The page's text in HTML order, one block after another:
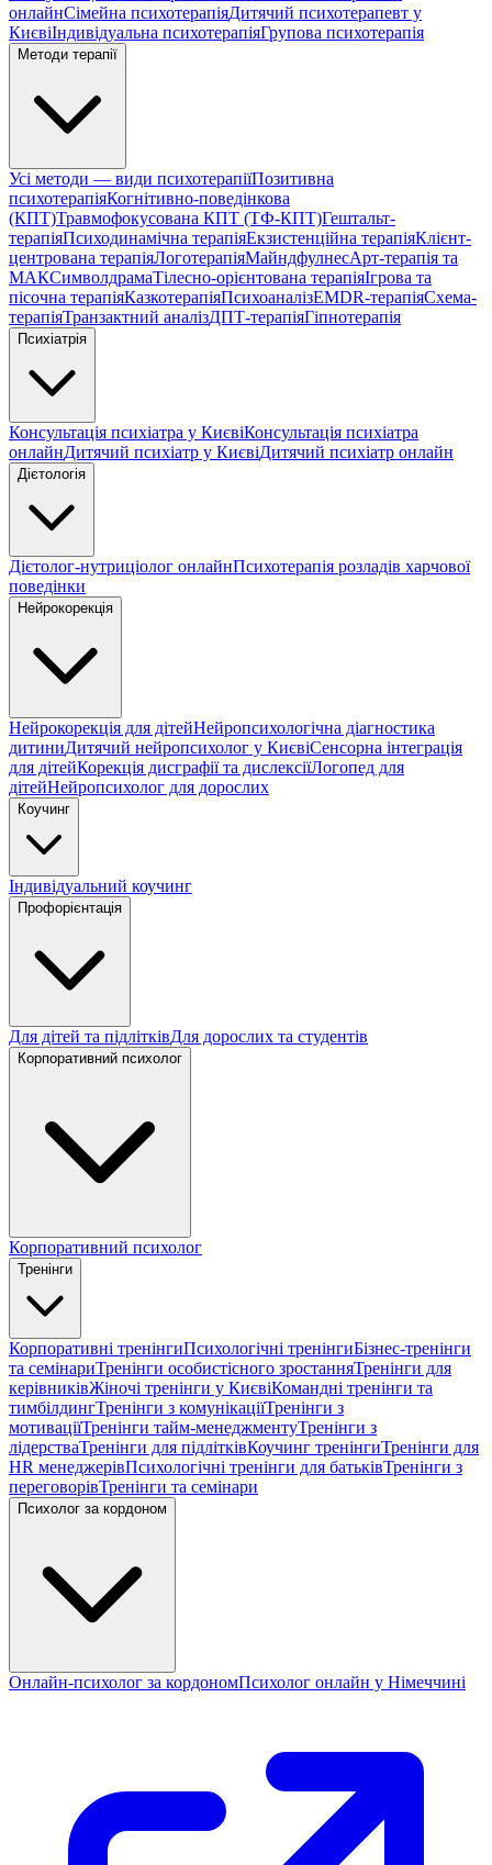
онлайнСімейна психотерапіяДитячий психотерапевт у
КиєвіІндивідуальна психотерапіяГрупова психотерапія
Методи терапії
Усі методи — види психотерапіїПозитивна
психотерапіяКогнітивно-поведінкова
(КПТ)Травмофокусована КПТ (ТФ-КПТ)Гештальт-
терапіяПсиходинамічна терапіяЕкзистенційна терапіяКлієнт-
центрована терапіяЛоготерапіяМайндфулнесАрт-терапія та
МАКСимволдрамаТілесно-орієнтована терапіяІгрова та
пісочна терапіяКазкотерапіяПсихоаналізEMDR-терапіяСхема-
терапіяТранзактний аналізДПТ-терапіяГіпнотерапія
Психіатрія
Консультація психіатра у КиєвіКонсультація психіатра
онлайнДитячий психіатр у КиєвіДитячий психіатр онлайн
Дієтологія
Дієтолог-нутриціолог онлайнПсихотерапія розладів харчової
поведінки
Нейрокорекція
Нейрокорекція для дітейНейропсихологічна діагностика
дитиниДитячий нейропсихолог у КиєвіСенсорна інтеграція
для дітейКорекція дисграфії та дислексіїЛогопед для
дітейНейропсихолог для дорослих
Коучинг
Індивідуальний коучинг
Профорієнтація
Для дітей та підлітківДля дорослих та студентів
Корпоративний психолог
Корпоративний психолог
Тренінги
Корпоративні тренінгиПсихологічні тренінгиБізнес-тренінги
та семінариТренінги особистісного зростанняТренінги для
керівниківЖіночі тренінги у КиєвіКомандні тренінги та
тимбілдингТренінги з комунікаціїТренінги з
мотиваціїТренінги тайм-менеджментуТренінги з
лідерстваТренінги для підлітківКоучинг тренінгиТренінги для
HR менеджерівПсихологічні тренінги для батьківТренінги з
переговорівТренінги та семінари
Психолог за кордоном
Онлайн-психолог за кордономПсихолог онлайн у Німеччині